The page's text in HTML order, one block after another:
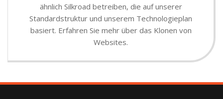
ähnlich Silkroad betreiben, die auf unserer
Standardstruktur und unserem Technologieplan
basiert. Erfahren Sie mehr über das Klonen von
Websites.